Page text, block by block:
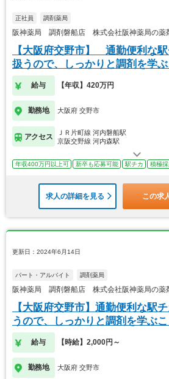
正社員 調剤薬局
阪神薬局 調剤磐船店 株式会社阪神薬局の薬
【大阪府交野市】 通勤便利な
扱うので、しっかりと調剤を学ぶ
給与 【年収】420万円
勤務地 大阪府 交野市
アクセス
ＪＲ片町線 河内磐船駅
京阪交野線 河内森駅
年収400万円以上可 新卒も応募可能 駅チカ 積極
求人の詳細を見る この求
更新日：2024年6月14日
パート・アルバイト 調剤薬局
阪神薬局 調剤磐船店 株式会社阪神薬局の薬
【大阪府交野市】通勤便利な駅
うので、しっかりと調剤を学ぶこ
給与 【時給】2,000円～
勤務地 大阪府 交野市